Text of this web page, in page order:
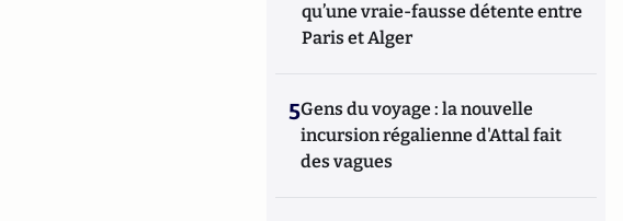
qu’une vraie-fausse détente entre
Paris et Alger
5Gens du voyage : la nouvelle
incursion régalienne d'Attal fait
des vagues